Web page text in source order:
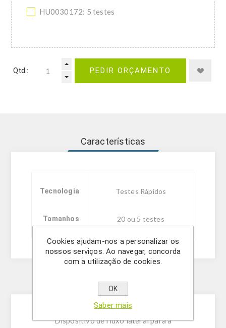
HU0030172: 5 testes
Qtd.: PEDIR ORÇAMENTO
Características
Tecnologia Testes Rápidos
Tamanhos 20 ou 5 testes
Description
Dispositivo de fluxo lateral para a
Cookies ajudam-nos a personalizar os
nossos serviços. Ao navegar, concorda
com a utilização de cookies.
OK
Saber mais